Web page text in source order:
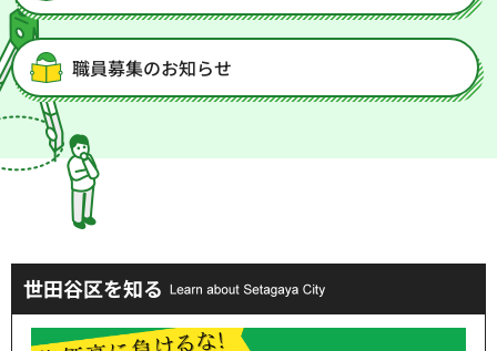
職員募集のお知らせ
世田谷区を知る